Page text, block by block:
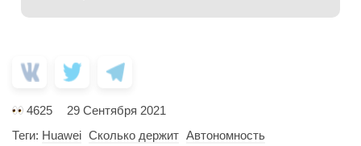
4625
29 Сентября 2021
Теги: Huawei Сколько держит Автономность